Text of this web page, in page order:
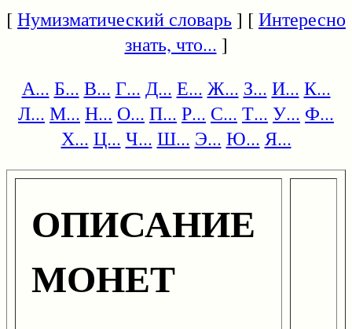
[Нумизматический словарь] [Интересно
знать, что... ]
А... Б... В... Г... Д... Е... Ж... З... И... К...
Л... М... Н... О... П... Р... С... Т... У... Ф...
Х... Ц... Ч... Ш... Э... Ю... Я...
ОПИСАНИЕ
МОНЕТ